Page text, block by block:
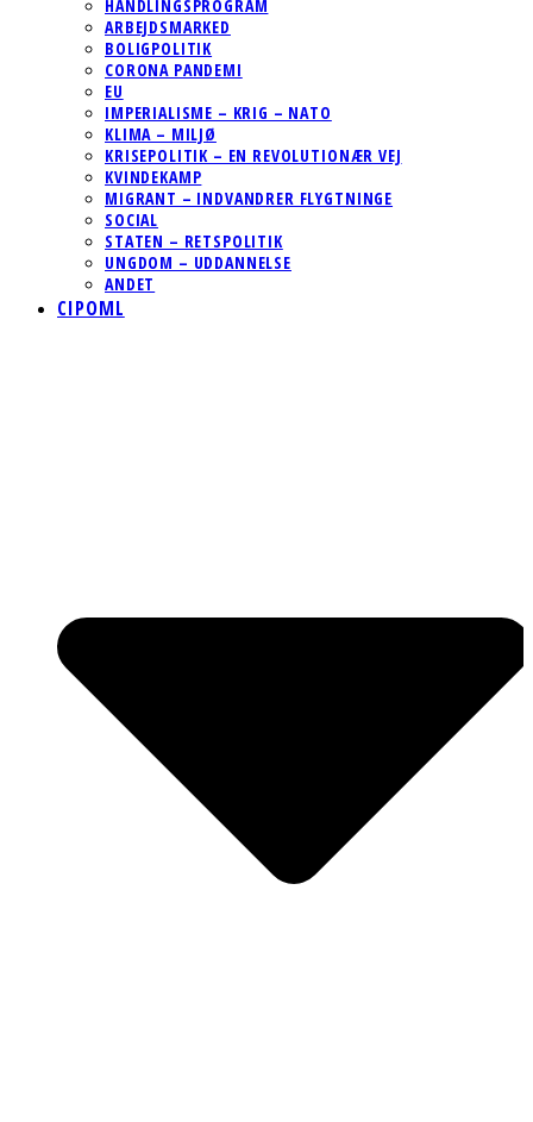
HANDLINGSPROGRAM
ARBEJDSMARKED
BOLIGPOLITIK
CORONA PANDEMI
EU
IMPERIALISME – KRIG – NATO
KLIMA – MILJØ
KRISEPOLITIK – EN REVOLUTIONÆR VEJ
KVINDEKAMP
MIGRANT – INDVANDRER FLYGTNINGE
SOCIAL
STATEN – RETSPOLITIK
UNGDOM – UDDANNELSE
ANDET
CIPOML